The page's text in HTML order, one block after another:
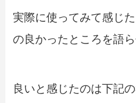
実際に使ってみて感じ
の良かったところを語ら
良いと感じたのは下記の